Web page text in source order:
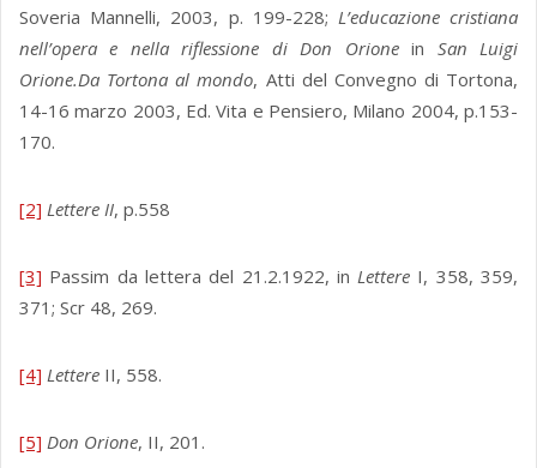
Soveria Mannelli, 2003, p. 199-228; L’educazione cristiana
nell’opera e nella riflessione di Don Orionein San Luigi
Orione.Da Tortona al mondo, Atti del Convegno di Tortona,
14-16 marzo 2003, Ed. Vita e Pensiero, Milano 2004, p.153-
170.
[2] Lettere II, p.558
[3] Passim da lettera del 21.2.1922, inLettere I, 358, 359,
371; Scr 48, 269.
[4] Lettere II, 558.
[5] Don Orione, II, 201.